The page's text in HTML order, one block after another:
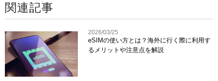
関連記事
2026/03/25
eSIMの使い方とは？海外に行く際に利用す
るメリットや注意点を解説